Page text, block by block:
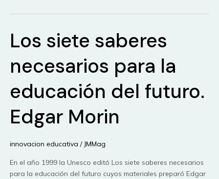
“Meditación
de
Técnica”
Los siete saberes
necesarios para la
educación del futuro.
Edgar Morin
innovacion educativa / JMMag
En el año 1999 la Unesco editó Los siete saberes necesarios
para la educación del futuro cuyos materiales preparó Edgar